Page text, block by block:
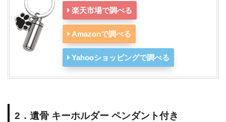
楽天市場で調べる
Amazonで調べる
Yahooショッピングで調べる
2．遺骨 キーホルダー ペンダント付き